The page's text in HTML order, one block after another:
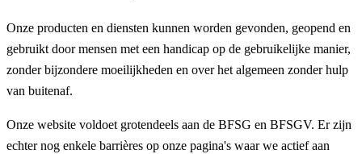
Onze producten en diensten kunnen worden gevonden, geopend en
gebruikt door mensen met een handicap op de gebruikelijke manier,
zonder bijzondere moeilijkheden en over het algemeen zonder hulp
van buitenaf.
Onze website voldoet grotendeels aan de BFSG en BFSGV. Er zijn
echter nog enkele barrières op onze pagina's waar we actief aan